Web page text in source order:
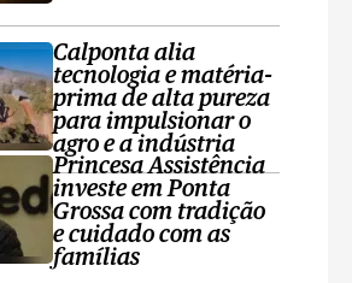
Calponta alia
tecnologia e matéria-
prima de alta pureza
para impulsionar o
agro e a indústria
Princesa Assistência
investe em Ponta
Grossa com tradição
e cuidado com as
famílias